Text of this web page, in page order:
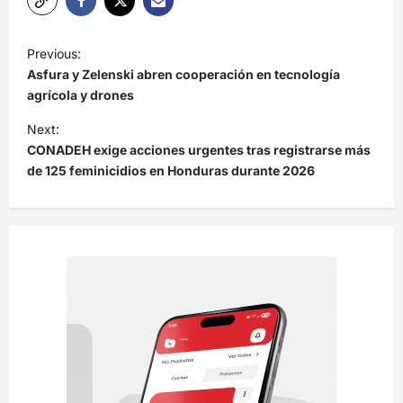
N
a
v
e
g
a
c
Previous:
Asfura y Zelenski abren cooperación en tecnología
agrícola y drones
Next:
CONADEH exige acciones urgentes tras registrarse más
de 125 feminicidios en Honduras durante 2026